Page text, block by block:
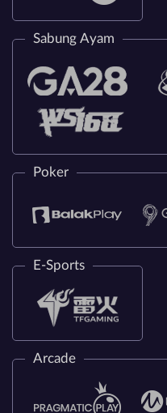
Sabung Ayam
Poker
E-Sports
Arcade